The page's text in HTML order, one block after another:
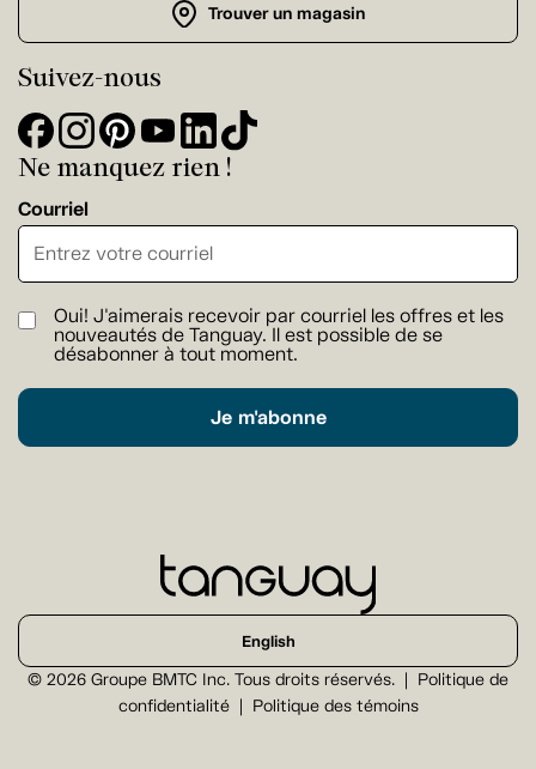
Trouver un magasin
Suivez-nous
Ne manquez rien !
Courriel
Oui! J'aimerais recevoir par courriel les offres et les
nouveautés de Tanguay. Il est possible de se
désabonner à tout moment.
Je m'abonne
© 2026 Groupe BMTC Inc. Tous droits réservés.
Politique de
confidentialité
Politique des témoins
English